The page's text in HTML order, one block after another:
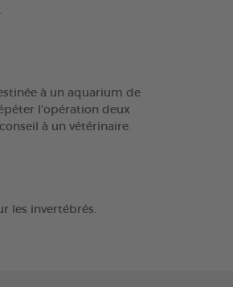
à un aquarium de
l’opération deux
à un vétérinaire.
les invertébrés.